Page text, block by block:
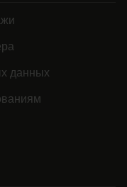
данных